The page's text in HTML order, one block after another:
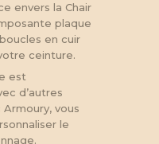
envers la Chair
plaque
en cuir
ceinture.
est
d’autres
vous
le